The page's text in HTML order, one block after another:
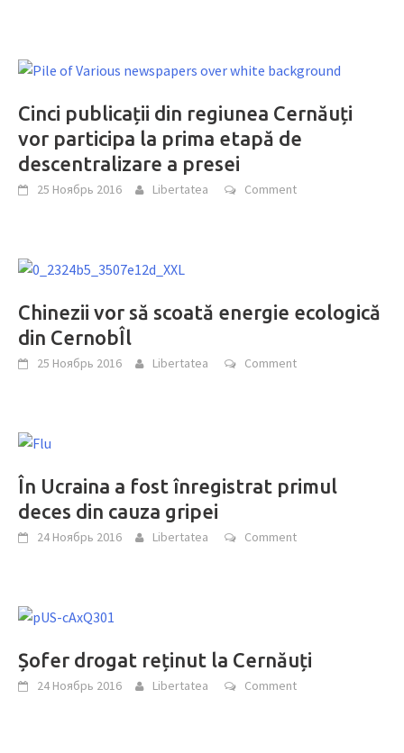
Cinci publicații din regiunea Cernăuți
vor participa la prima etapă de
descentralizare a presei
25 Ноябрь 2016 Libertatea Comment
Chinezii vor să scoată energie ecologică
din CernobÎl
25 Ноябрь 2016 Libertatea Comment
În Ucraina a fost înregistrat primul
deces din cauza gripei
24 Ноябрь 2016 Libertatea Comment
Șofer drogat reținut la Cernăuți
24 Ноябрь 2016 Libertatea Comment